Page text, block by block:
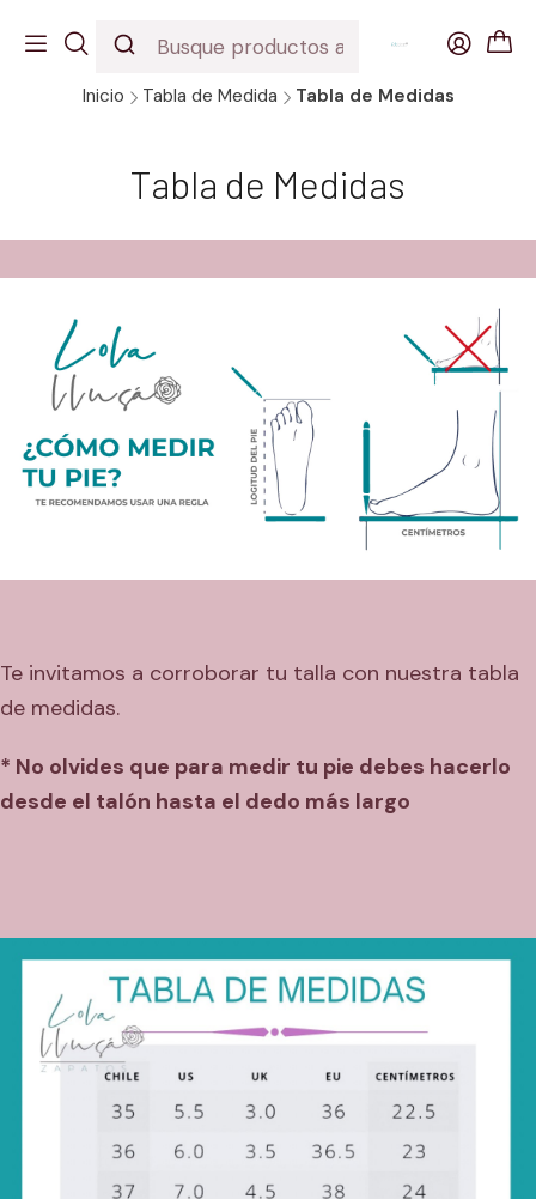
DESCUBRE NUESTROS INCREIBLES MODELOS
Inicio Tabla de Medida Tabla de Medidas
Tabla de Medidas
Te invitamos a corroborar tu talla con nuestra tabla
de medidas.
* No olvides que para medir tu pie debes hacerlo
desde el talón hasta el dedo más largo